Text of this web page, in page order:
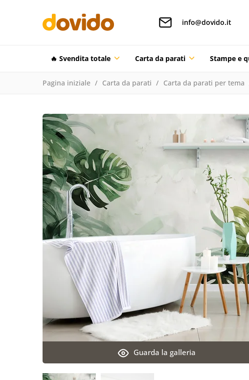
info@dovido.it
🔥 Svendita totale Carta da parati Stampe e
Pagina iniziale Carta da parati Carta da parati per tema
Guarda la galleria